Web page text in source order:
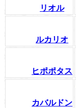
リオル
ルカリオ
ヒポポタス
カバルドン